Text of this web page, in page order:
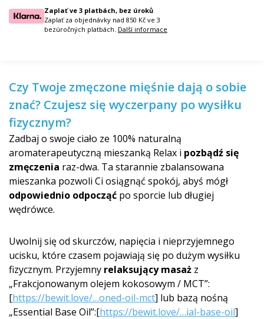
Zaplať ve 3 platbách, bez úroků
Zaplať za objednávky nad 850 Kč ve 3
bezúročných platbách. Další informace
Czy Twoje zmęczone mięśnie dają o sobie
znać? Czujesz się wyczerpany po wysiłku
fizycznym?
Zadbaj o swoje ciało ze 100% naturalną
aromaterapeutyczną mieszanką Relax i pozbądź się
zmęczenia raz-dwa. Ta starannie zbalansowana
mieszanka pozwoli Ci osiągnąć spokój, abyś mógł
odpowiednio odpocząć po sporcie lub długiej
wędrówce.
Uwolnij się od skurczów, napięcia i nieprzyjemnego
ucisku, które czasem pojawiają się po dużym wysiłku
fizycznym. Przyjemny relaksujący masaż z
„Frakcjonowanym olejem kokosowym / MCT”:
[https://bewit.love/…oned-oil-mct] lub bazą nośną
„Essential Base Oil”:[https://bewit.love/…ial-base-oil]